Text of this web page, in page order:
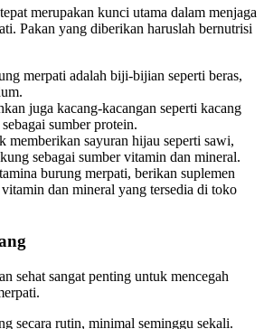
merupakan kunci utama dalam menjaga
Pakan yang diberikan haruslah bernutrisi
merpati adalah biji-bijian seperti beras,
juga kacang-kacangan seperti kacang
sumber protein.
memberikan sayuran hijau seperti sawi,
sebagai sumber vitamin dan mineral.
burung merpati, berikan suplemen
dan mineral yang tersedia di toko
sehat sangat penting untuk mencegah
secara rutin, minimal seminggu sekali.